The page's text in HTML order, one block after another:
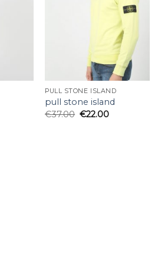
PULL STONE ISLAND
pull stone island
€37.00 €22.00